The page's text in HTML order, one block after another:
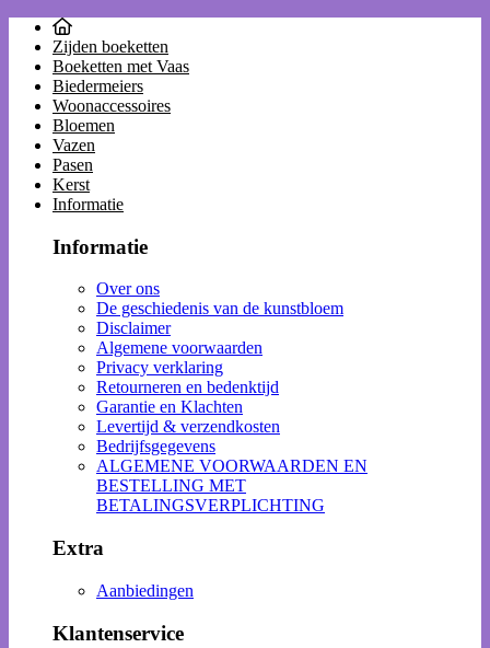
Zijden boeketten
Boeketten met Vaas
Biedermeiers
Woonaccessoires
Bloemen
Vazen
Pasen
Kerst
Informatie
Informatie
Over ons
De geschiedenis van de kunstbloem
Disclaimer
Algemene voorwaarden
Privacy verklaring
Retourneren en bedenktijd
Garantie en Klachten
Levertijd & verzendkosten
Bedrijfsgegevens
ALGEMENE VOORWAARDEN EN
BESTELLING MET
BETALINGSVERPLICHTING
Extra
Aanbiedingen
Klantenservice